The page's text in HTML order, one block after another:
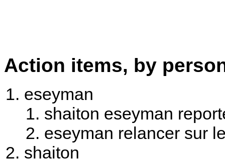
Action items, by
eseyman
shaiton eseyman
eseyman relancer sur
shaiton